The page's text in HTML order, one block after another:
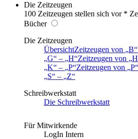
Die Zeitzeugen
100 Zeitzeugen stellen sich vor *
Bücher
Die Zeitzeugen
ÜbersichtZeitzeugen von B
G
– H Zeitzeugen von H
K
– P Zeitzeugen von P
S
–
Z
Schreibwerkstatt
Die Schreibwerkstatt
Für Mitwirkende
LogIn Intern